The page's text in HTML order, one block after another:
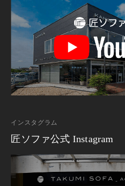
インスタグラム
匠ソファ公式 Instagram